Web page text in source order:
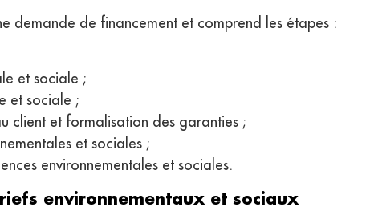
demande de financement et comprend les étapes :
et sociale ;
et sociale ;
client et formalisation des garanties ;
et sociales ;
environnementales et sociales.
environnementaux et sociaux